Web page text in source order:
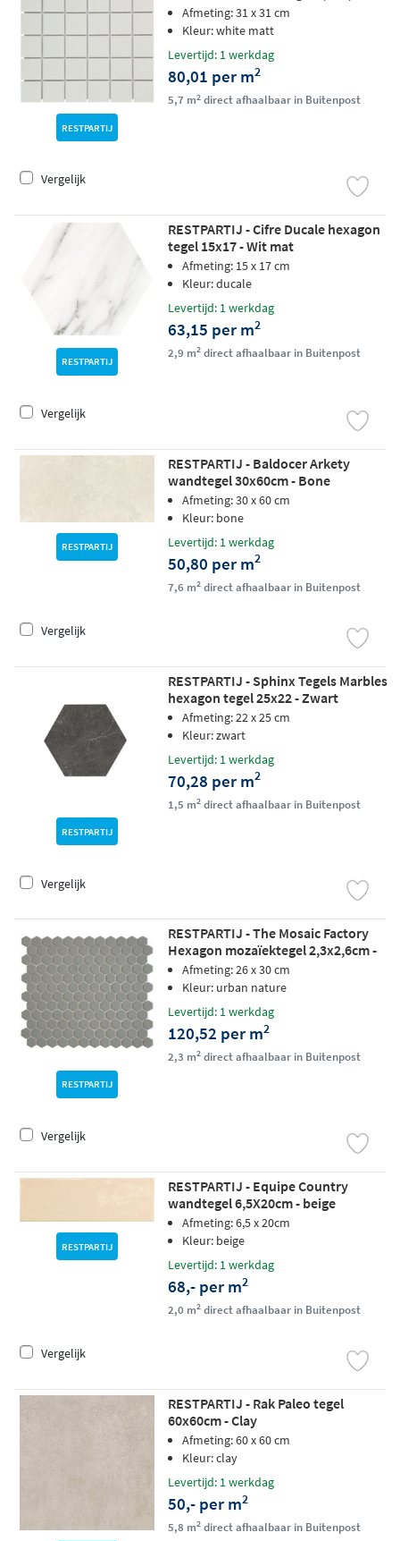
RESTPARTIJ
White matt
Afmeting: 31 x 31 cm
Kleur: white matt
Levertijd: 1 werkdag
80,01 per m2
5,7 m2direct afhaalbaar in Buitenpost
Vergelijk
RESTPARTIJ
RESTPARTIJ - Cifre Ducale hexagon
tegel 15x17 - Wit mat
Afmeting: 15 x 17 cm
Kleur: ducale
Levertijd: 1 werkdag
63,15 per m2
2,9 m2direct afhaalbaar in Buitenpost
Vergelijk
RESTPARTIJ
RESTPARTIJ - Baldocer Arkety
wandtegel 30x60cm - Bone
Afmeting: 30 x 60 cm
Kleur: bone
Levertijd: 1 werkdag
50,80 per m2
7,6 m2direct afhaalbaar in Buitenpost
Vergelijk
RESTPARTIJ
RESTPARTIJ - Sphinx Tegels Marbles
hexagon tegel 25x22 - Zwart
Afmeting: 22 x 25 cm
Kleur: zwart
Levertijd: 1 werkdag
70,28 per m2
1,5 m2direct afhaalbaar in Buitenpost
Vergelijk
RESTPARTIJ
RESTPARTIJ - The Mosaic Factory
Hexagon mozaïektegel 2,3x2,6cm -
Urban Nature matt
Afmeting: 26 x 30 cm
Kleur: urban nature
Levertijd: 1 werkdag
120,52 per m2
2,3 m2direct afhaalbaar in Buitenpost
Vergelijk
RESTPARTIJ
RESTPARTIJ - Equipe Country
wandtegel 6,5X20cm - beige
Afmeting: 6,5 x 20cm
Kleur: beige
Levertijd: 1 werkdag
68,- per m2
2,0 m2direct afhaalbaar in Buitenpost
Vergelijk
RESTPARTIJ - Rak Paleo tegel
60x60cm - Clay
Afmeting: 60 x 60 cm
Kleur: clay
Levertijd: 1 werkdag
50,- per m2
5,8 m2direct afhaalbaar in Buitenpost